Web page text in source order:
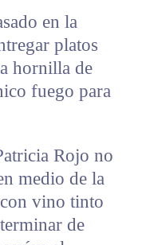
en la
platos
hornilla de
fuego para
Rojo no
medio de la
vino tinto
de